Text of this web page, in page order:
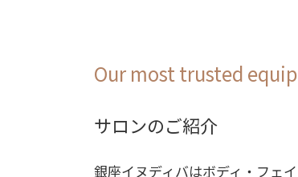
Our most trusted
サロンのご紹介
銀座イヌディバはボディ・フェ